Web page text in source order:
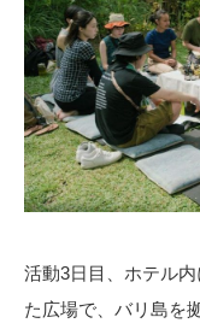
活動3日目、ホテル
た広場で、バリ島を